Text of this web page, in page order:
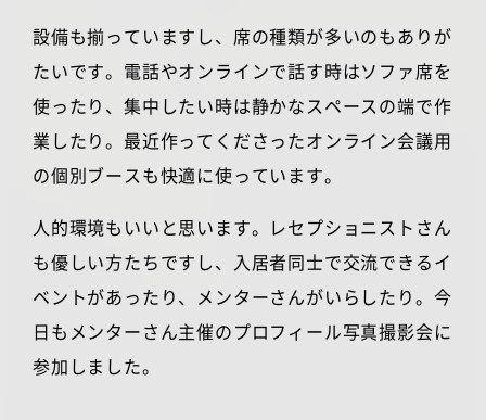
設備も揃っていますし、席の種類が多いのもありが
たいです。電話やオンラインで話す時はソファ席を
使ったり、集中したい時は静かなスペースの端で作
業したり。最近作ってくださったオンライン会議用
の個別ブースも快適に使っています。
人的環境もいいと思います。レセプショニストさん
も優しい方たちですし、入居者同士で交流できるイ
ベントがあったり、メンターさんがいらしたり。今
日もメンターさん主催のプロフィール写真撮影会に
参加しました。